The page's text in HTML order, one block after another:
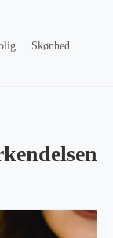
Skønhed